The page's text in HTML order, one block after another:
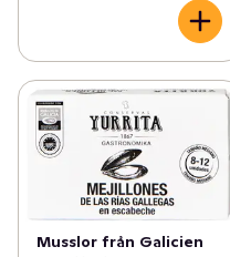
Musslor från Galicien